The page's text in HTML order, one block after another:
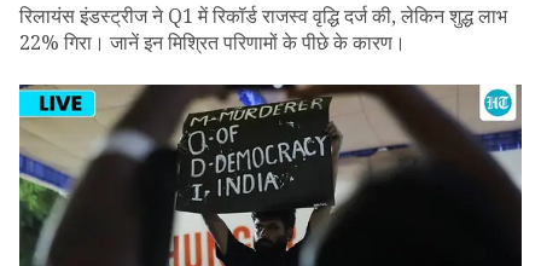
रिलायंस इंडस्ट्रीज ने Q1 में रिकॉर्ड राजस्व वृद्धि दर्ज की, लेकिन शुद्ध लाभ
22% गिरा। जानें इन मिश्रित परिणामों के पीछे के कारण।